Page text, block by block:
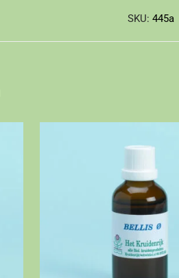
SKU: 445a